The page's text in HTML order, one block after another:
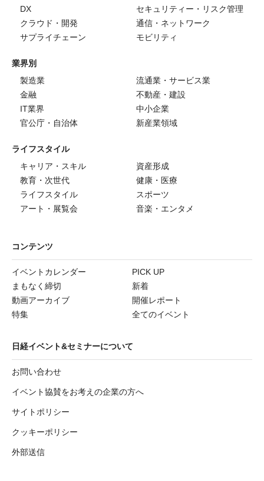
DX
セキュリティー・リスク管理
クラウド・開発
通信・ネットワーク
サプライチェーン
モビリティ
業界別
製造業
流通業・サービス業
金融
不動産・建設
IT業界
中小企業
官公庁・自治体
新産業領域
ライフスタイル
キャリア・スキル
資産形成
教育・次世代
健康・医療
ライフスタイル
スポーツ
アート・展覧会
音楽・エンタメ
コンテンツ
イベントカレンダー
PICK UP
まもなく締切
新着
動画アーカイブ
開催レポート
特集
全てのイベント
日経イベント&セミナーについて
お問い合わせ
イベント協賛をお考えの企業の方へ
サイトポリシー
クッキーポリシー
外部送信